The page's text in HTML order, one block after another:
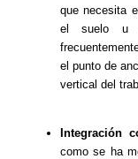
que necesita
el suelo u
el punto de
vertical del
Integración
como se ha